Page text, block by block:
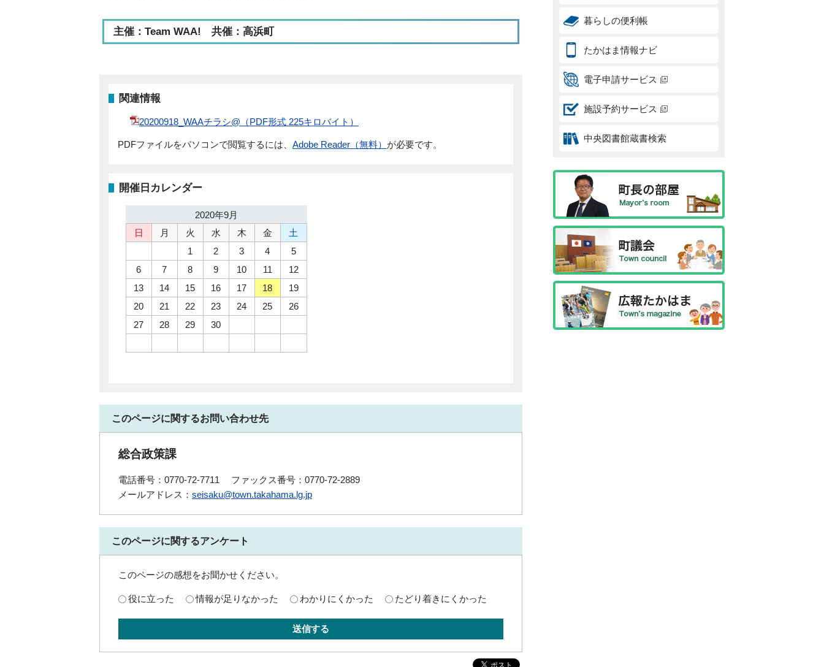
主催：Team WAA! 共催：高浜町
関連情報
20200918_WAAチラシ@（PDF形式 225キロバイト）
PDFファイルをパソコンで閲覧するには、 Adobe Reader（無料） が必要です。
開催日カレンダー
2020年9月
日
月 火 水 木 金
土
1
2 3 4
5
6
7 8 9 10 11
12
13
14 15 16 17 18
19
20
21 22 23 24 25
26
27
28 29 30
このページに関するお問い合わせ先
総合政策課
電話番号：0770-72-7711
ファックス番号：0770-72-2889
メールアドレス： seisaku@town.takahama.lg.jp
このページに関するアンケート
このページの感想をお聞かせください。
役に立った 情報が足りなかった わかりにくかった たどり着きにくかった
送信する
暮らしの便利帳
たかはま情報ナビ
電子申請サービス
施設予約サービス
中央図書館蔵書検索